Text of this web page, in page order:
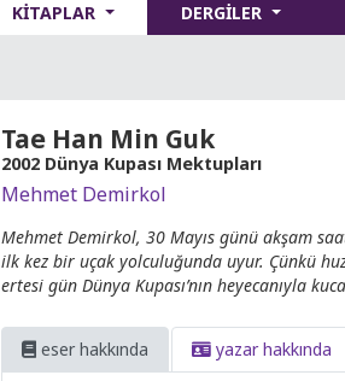
KİTAPLAR DERGİLER
Tae Han Min Guk
2002 Dünya Kupası Mektupları
Mehmet Demirkol
Mehmet Demirkol, 30 Mayıs günü akşam
ilk kez bir uçak yolculuğunda uyur. Çünkü
ertesi gün Dünya Kupası’nın heyecanıyla
eser hakkında yazar hakkında